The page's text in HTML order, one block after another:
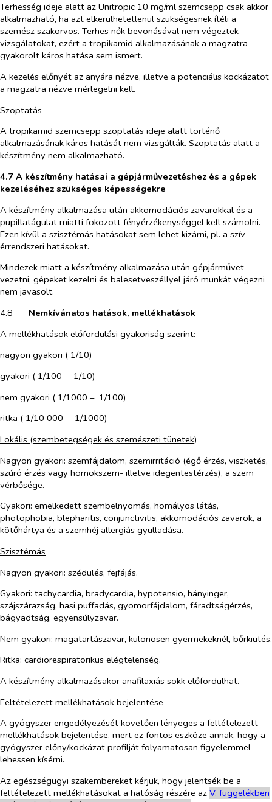
Terhesség ideje alatt az Unitropic 10 mg/ml szemcsepp csak akkor
alkalmazható, ha azt elkerülhetetlenül szükségesnek ítéli a
szemész szakorvos. Terhes nők bevonásával nem végeztek
vizsgálatokat, ezért a tropikamid alkalmazásának a magzatra
gyakorolt káros hatása sem ismert.
A kezelés előnyét az anyára nézve, illetve a potenciális kockázatot
a magzatra nézve mérlegelni kell.
Szoptatás
A tropikamid szemcsepp szoptatás ideje alatt történő
alkalmazásának káros hatását nem vizsgálták. Szoptatás alatt a
készítmény nem alkalmazható.
4.7 A készítmény hatásai a gépjárművezetéshez és a gépek
kezeléséhez szükséges képességekre
A készítmény alkalmazása után akkomodációs zavarokkal és a
pupillatágulat miatti fokozott fényérzékenységgel kell számolni.
Ezen kívül a szisztémás hatásokat sem lehet kizárni, pl. a szív-
érrendszeri hatásokat.
Mindezek miatt a készítmény alkalmazása után gépjárművet
vezetni, gépeket kezelni és balesetveszéllyel járó munkát végezni
nem javasolt.
4.8​
Nemkívánatos hatások, mellékhatások
A mellékhatások előfordulási gyakoriság szerint:
nagyon gyakori ( 1/10)
gyakori ( 1/100 – 1/10)
nem gyakori ( 1/1000 – 1/100)
ritka ( 1/10 000 – 1/1000)
Lokális (szembetegségek és szemészeti tünetek)
Nagyon gyakori: szemfájdalom, szemirritáció (égő érzés, viszketés,
szúró érzés vagy homokszem- illetve idegentestérzés), a szem
vérbősége.
Gyakori: emelkedett szembelnyomás, homályos látás,
photophobia, blepharitis, conjunctivitis, akkomodációs zavarok, a
kötőhártya és a szemhéj allergiás gyulladása.
Szisztémás
Nagyon gyakori: szédülés, fejfájás.
Gyakori: tachycardia, bradycardia, hypotensio, hányinger,
szájszárazság, hasi puffadás, gyomorfájdalom, fáradtságérzés,
bágyadtság, egyensúlyzavar.
Nem gyakori: magatartászavar, különösen gyermekeknél, bőrkiütés.
Ritka: cardiorespiratorikus elégtelenség.
A készítmény alkalmazásakor anafilaxiás sokk előfordulhat.
Feltételezett mellékhatások bejelentése
A gyógyszer engedélyezését követően lényeges a feltételezett
mellékhatások bejelentése, mert ez fontos eszköze annak, hogy a
gyógyszer előny/kockázat profilját folyamatosan figyelemmel
lehessen kísérni.
Az egészségügyi szakembereket kérjük, hogy jelentsék be a
feltételezett mellékhatásokat a hatóság részére az V. függelékben